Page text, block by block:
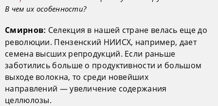
В чем их особенности?
Смирнов: Селекция в нашей стране велась еще до
революции. Пензенский НИИСХ, например, дает
семена высших репродукций. Если раньше
заботились больше о продуктивности и большом
выходе волокна, то среди новейших
направлений — увеличение содержания
целлюлозы.